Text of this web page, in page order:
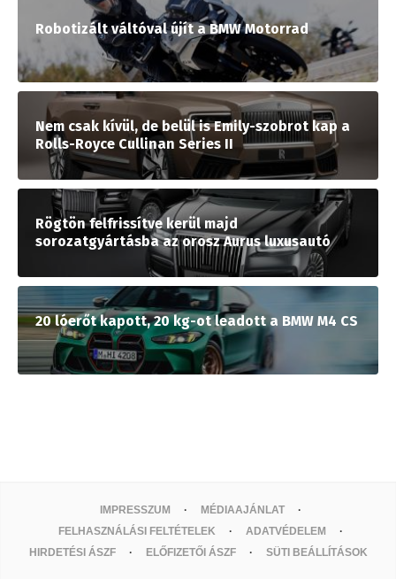
Robotizált váltóval újít a BMW Motorrad
Nem csak kívül, de belül is Emily-szobrot kap a
Rolls-Royce Cullinan Series II
Rögtön felfrissítve kerül majd
sorozatgyártásba az orosz Aurus luxusautó
20 lóerőt kapott, 20 kg-ot leadott a BMW M4 CS
IMPRESSZUM
MÉDIAAJÁNLAT
FELHASZNÁLÁSI FELTÉTELEK
ADATVÉDELEM
HIRDETÉSI ÁSZF
ELŐFIZETŐI ÁSZF SÜTI BEÁLLÍTÁSOK